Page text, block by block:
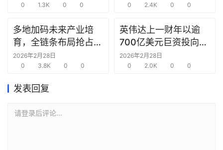
窗
商
合
0
1.3K 0 0
险境地”
0
2.4K 0 0
多地加码未来产业培
育，全链条布局抢占新
赛道先机
2026年2月28日
0
3.8K 0 0
英伟达上一财年以逾
700亿美元巨资投向合
作方，竭力巩固AI芯片
需求
2026年2月28日
0
2.0K 0 0
发表回复
请登录后评论...